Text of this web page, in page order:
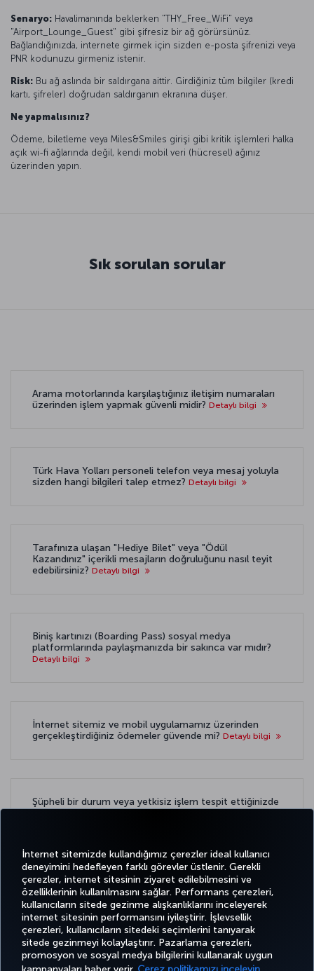
İnternet sitemizde kullandığımız çerezler ideal kullanıcı
deneyimini hedefleyen farklı görevler üstlenir. Gerekli
çerezler, internet sitesinin ziyaret edilebilmesini ve
özelliklerinin kullanılmasını sağlar. Performans çerezleri,
kullanıcıların sitede gezinme alışkanlıklarını inceleyerek
internet sitesinin performansını iyileştirir. İşlevsellik
çerezleri, kullanıcıların sitedeki seçimlerini tanıyarak
sitede gezinmeyi kolaylaştırır. Pazarlama çerezleri,
promosyon ve sosyal medya bilgilerini kullanarak uygun
Senaryo: Havalimanında beklerken "THY_Free_WiFi" veya
"Airport_Lounge_Guest" gibi şifresiz bir ağ görürsünüz.
Bağlandığınızda, internete girmek için sizden e-posta şifrenizi veya
PNR kodunuzu girmeniz istenir.
Risk: Bu ağ aslında bir saldırgana aittir. Girdiğiniz tüm bilgiler (kredi
kartı, şifreler) doğrudan saldırganın ekranına düşer.
Ne yapmalısınız?
Ödeme, biletleme veya Miles&Smiles girişi gibi kritik işlemleri halka
açık wi-fi ağlarında değil, kendi mobil veri (hücresel) ağınız
üzerinden yapın.
Sık sorulan sorular
Arama motorlarında karşılaştığınız iletişim numaraları
üzerinden işlem yapmak güvenli midir? Detaylı bilgi
Türk Hava Yolları personeli telefon veya mesaj yoluyla
sizden hangi bilgileri talep etmez? Detaylı bilgi
Tarafınıza ulaşan "Hediye Bilet" veya "Ödül
Kazandınız" içerikli mesajların doğruluğunu nasıl teyit
edebilirsiniz? Detaylı bilgi
Biniş kartınızı (Boarding Pass) sosyal medya
platformlarında paylaşmanızda bir sakınca var mıdır?
Detaylı bilgi
İnternet sitemiz ve mobil uygulamamız üzerinden
gerçekleştirdiğiniz ödemeler güvende mi? Detaylı bilgi
Şüpheli bir durum veya yetkisiz işlem tespit ettiğinizde
TwitterFacebook
Instagram
YoutubeLinkedIn
TiktokBlogPinterest
BİLET
AL VE
YÖNET
DENEYİM
FIRSATLAR
VE UÇUŞ
NOKTALARI
YARDIM
TURKISH
AIRLINES
HOLIDAYS
MILES&SMILES